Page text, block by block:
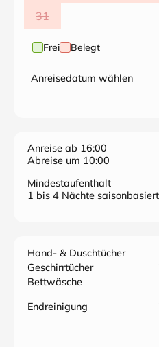
31
Frei Belegt
Anreisedatum wählen
Anreise ab 16:00
Abreise um 10:00
Mindestaufenthalt
1 bis 4 Nächte saisonbasiert
Hand- & Duschtücher
Geschirrtücher
Bettwäsche
Endreinigung